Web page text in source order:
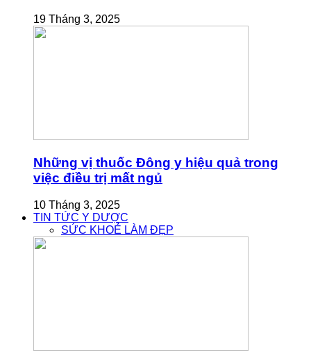
19 Tháng 3, 2025
Những vị thuốc Đông y hiệu quả trong
việc điều trị mất ngủ
10 Tháng 3, 2025
TIN TỨC Y DƯỢC
SỨC KHOẺ LÀM ĐẸP